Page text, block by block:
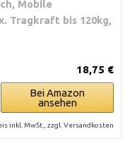
Mobile
Tragkraft bis 120kg,
18,75 €
Bei Amazon
ansehen
inkl. MwSt., zzgl. Versandkosten